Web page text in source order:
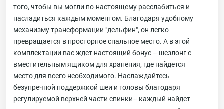
того, чтобы вы могли по-настоящему расслабиться и
насладиться каждым моментом. Благодаря удобному
механизму трансформации "дельфин", он легко
превращается в просторное спальное место. А в этой
комплектации вас ждет настоящий бонус – шезлонг с
вместительным ящиком для хранения, где найдется
место для всего необходимого. Наслаждайтесь
безупречной поддержкой шеи и головы благодаря
регулируемой верхней части спинки– каждый найдет